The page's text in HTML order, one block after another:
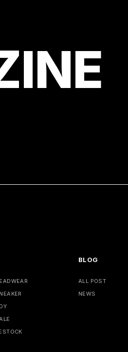
BLOG
ALL POST
NEWS